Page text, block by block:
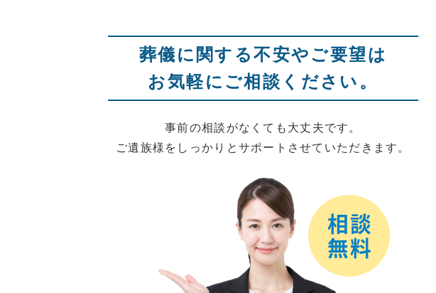
葬儀に関する不安やご要望は
お気軽にご相談ください。
事前の相談がなくても大丈夫です。
ご遺族様をしっかりとサポートさせていただきます。